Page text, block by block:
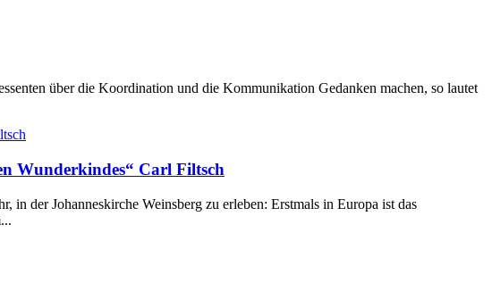
über die Koordination und die Kommunikation Gedanken machen, so lautet
Wunderkindes“ Carl Filtsch
der Johanneskirche Weinsberg zu erleben: Erstmals in Europa ist das